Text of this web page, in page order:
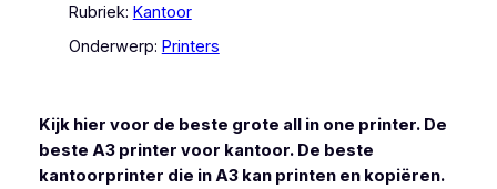
Rubriek: Kantoor
Onderwerp: Printers
Kijk hier voor de beste grote all in one printer. De
beste A3 printer voor kantoor. De beste
kantoorprinter die in A3 kan printen en kopiëren.